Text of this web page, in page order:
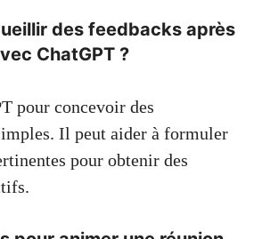
des feedbacks après
ChatGPT ?
pour concevoir des
Il peut aider à formuler
pour obtenir des